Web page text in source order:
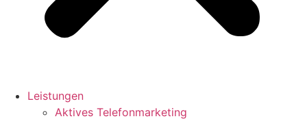
Leistungen
Aktives Telefonmarketing